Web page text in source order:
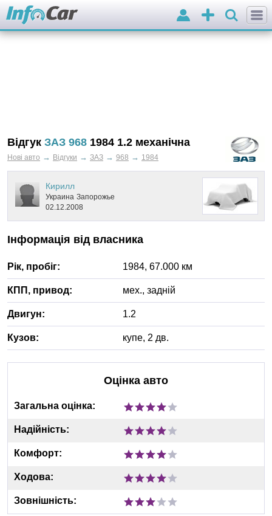
Додати
оголошення
Вхід
Відгук ЗАЗ 968 1984 1.2 механічна
Нові авто → Відгуки → ЗАЗ → 968 → 1984
Кирилл
Украина Запорожье
02.12.2008
Інформація від власника
Рік, пробіг: 1984, 67.000 км
КПП, привод: мех., задній
Двигун: 1.2
Кузов: купе, 2 дв.
Оцінка авто
Загальна оцінка:
Надійність:
Комфорт:
Ходова:
Зовнішність: